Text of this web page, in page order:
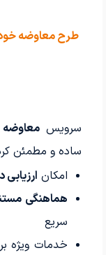
طرح معاوضه
سرویس
ساده و مطمئن
امکان
هماهنگی
سریع
خدمات ویژه